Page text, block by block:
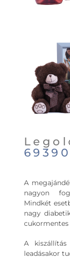
69390
A
nagyon
Mindkét
nagy
cukormentes
A
leadásakor